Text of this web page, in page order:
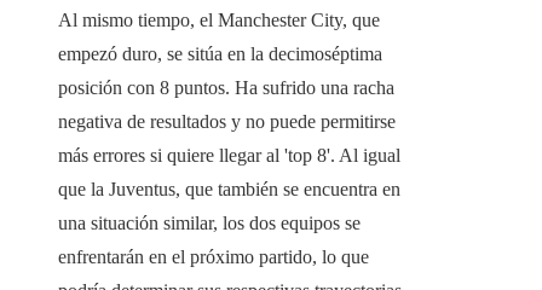
Al mismo tiempo, el Manchester City, que
empezó duro, se sitúa en la decimoséptima
posición con 8 puntos. Ha sufrido una racha
negativa de resultados y no puede permitirse
más errores si quiere llegar al 'top 8'. Al igual
que la Juventus, que también se encuentra en
una situación similar, los dos equipos se
enfrentarán en el próximo partido, lo que